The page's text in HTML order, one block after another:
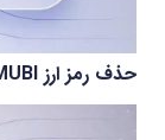
حذف رمز ارز MUBI از لیست ارزهای قابل معامله اوکی اکسچنج